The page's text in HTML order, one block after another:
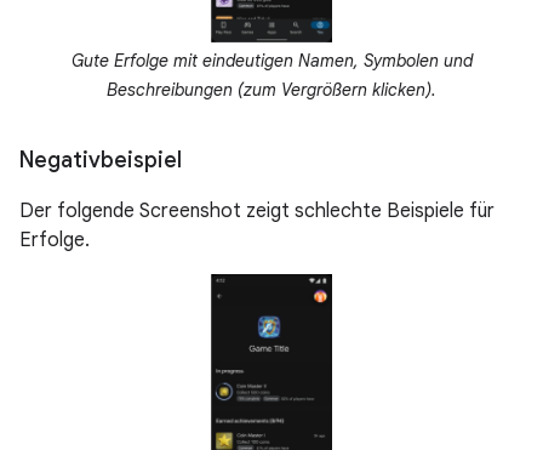
Gute Erfolge mit eindeutigen Namen, Symbolen und
Beschreibungen (zum Vergrößern klicken).
Negativbeispiel
Der folgende Screenshot zeigt schlechte Beispiele für
Erfolge.